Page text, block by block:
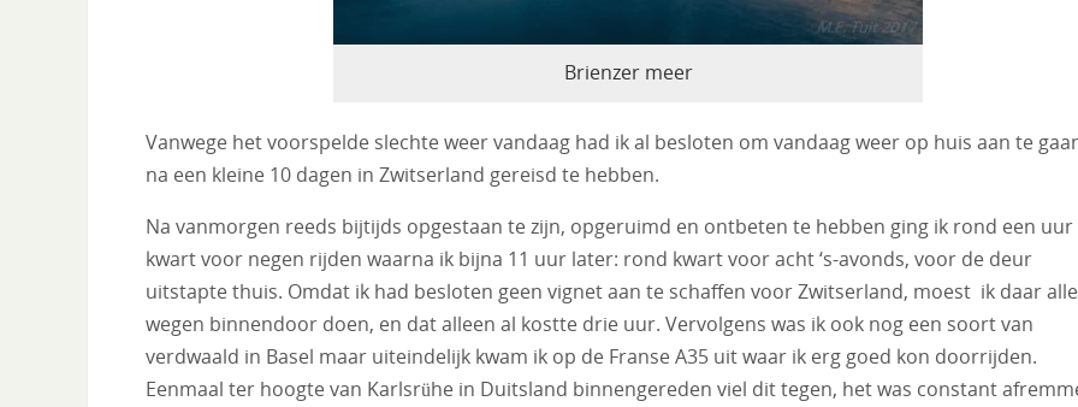
Brienzer meer
Vanwege het voorspelde slechte weer vandaag had ik al besloten om vandaag weer op huis aan te
na een kleine 10 dagen in Zwitserland gereisd te hebben.
Na vanmorgen reeds bijtijds opgestaan te zijn, opgeruimd en ontbeten te hebben ging ik rond een uur
kwart voor negen rijden waarna ik bijna 11 uur later: rond kwart voor acht ‘s-avonds, voor de deur
uitstapte thuis. Omdat ik had besloten geen vignet aan te schaffen voor Zwitserland, moest ik daar alle
wegen binnendoor doen, en dat alleen al kostte drie uur. Vervolgens was ik ook nog een soort van
verdwaald in Basel maar uiteindelijk kwam ik op de Franse A35 uit waar ik erg goed kon doorrijden.
Eenmaal ter hoogte van Karlsrühe in Duitsland binnengereden viel dit tegen, het was constant